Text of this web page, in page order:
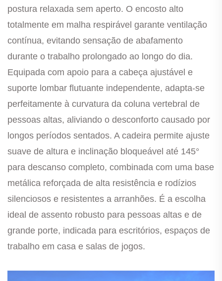
postura relaxada sem aperto. O encosto alto
totalmente em malha respirável garante ventilação
contínua, evitando sensação de abafamento
durante o trabalho prolongado ao longo do dia.
Equipada com apoio para a cabeça ajustável e
suporte lombar flutuante independente, adapta-se
perfeitamente à curvatura da coluna vertebral de
pessoas altas, aliviando o desconforto causado por
longos períodos sentados. A cadeira permite ajuste
suave de altura e inclinação bloqueável até 145°
para descanso completo, combinada com uma base
metálica reforçada de alta resistência e rodízios
silenciosos e resistentes a arranhões. É a escolha
ideal de assento robusto para pessoas altas e de
grande porte, indicada para escritórios, espaços de
trabalho em casa e salas de jogos.